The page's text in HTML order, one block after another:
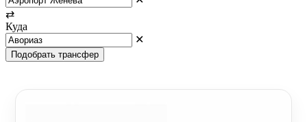
⇄
Куда
✕
Подобрать трансфер